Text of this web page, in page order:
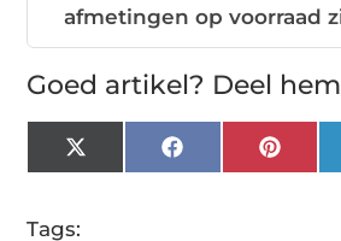
afmetingen op voorraad
Goed artikel? Deel
X
(Twitter)
Facebook
Tags: